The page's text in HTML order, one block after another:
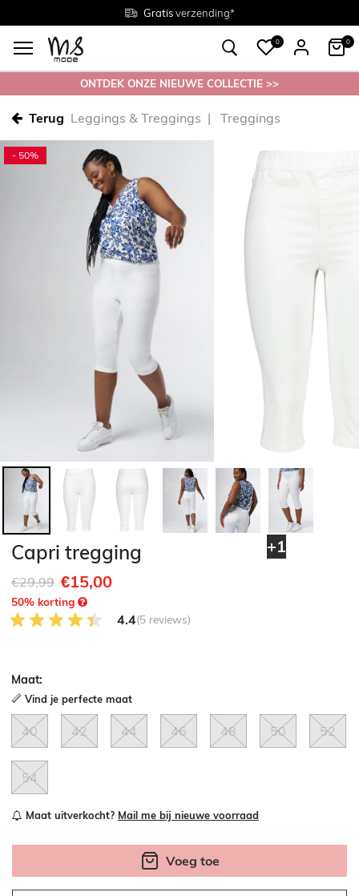
Gratisverzending*
Maten38 - 54
Gratisretourneren in de winkel
0 0
ONTDEK ONZE NIEUWE COLLECTIE >>
Terug Leggings & Treggings Treggings
+1
- 50%
Capri tregging
Afgeprijsd van
€29,99naar
€15,00
50% korting
4.4 van 5 Klantenbeoordeling
4.4(5 reviews)
Maat:
Vind je perfecte maat
40 42 44 46 48 50 52
54
Maat uitverkocht? Mail me bij nieuwe voorraad
Voeg toe